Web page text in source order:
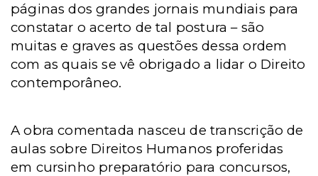
páginas dos grandes jornais mundiais para
constatar o acerto de tal postura – são
muitas e graves as questões dessa ordem
com as quais se vê obrigado a lidar o Direito
contemporâneo.
A obra comentada nasceu de transcrição de
aulas sobre Direitos Humanos proferidas
em cursinho preparatório para concursos,